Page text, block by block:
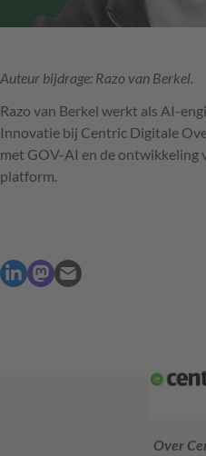
Auteur bijdrage: Razo van Berkel.
Razo van Berkel werkt als AI-
Innovatie bij Centric Digitale
met GOV-AI en de ontwikkeling
platform.
Over